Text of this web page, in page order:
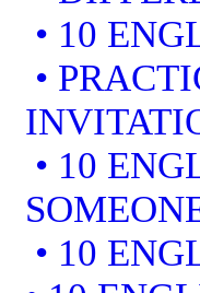
• 10
•
• 10
• 10